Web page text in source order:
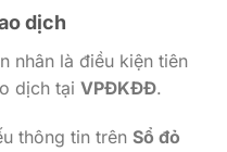
dịch
nhân là điều kiện tiên
dịch tại VPĐKĐĐ.
thông tin trên Sổ đỏ